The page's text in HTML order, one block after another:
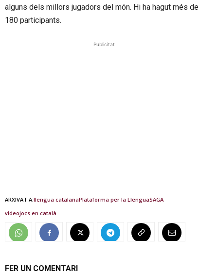
alguns dels millors jugadors del món. Hi ha hagut més de
180 participants.
Publicitat
ARXIVAT A:llengua catalanaPlataforma per la LlenguaSAGA
videojocs en català
FER UN COMENTARI